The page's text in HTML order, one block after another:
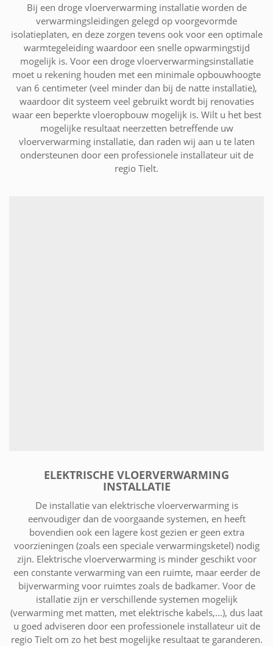
Bij een droge vloerverwarming installatie worden de
verwarmingsleidingen gelegd op voorgevormde
isolatieplaten, en deze zorgen tevens ook voor een optimale
warmtegeleiding waardoor een snelle opwarmingstijd
mogelijk is. Voor een droge vloerverwarmingsinstallatie
moet u rekening houden met een minimale opbouwhoogte
van 6 centimeter (veel minder dan bij de natte installatie),
waardoor dit systeem veel gebruikt wordt bij renovaties
waar een beperkte vloeropbouw mogelijk is. Wilt u het best
mogelijke resultaat neerzetten betreffende uw
vloerverwarming installatie, dan raden wij aan u te laten
ondersteunen door een professionele installateur uit de
regio Tielt.
ELEKTRISCHE VLOERVERWARMING
INSTALLATIE
De installatie van elektrische vloerverwarming is
eenvoudiger dan de voorgaande systemen, en heeft
bovendien ook een lagere kost gezien er geen extra
voorzieningen (zoals een speciale verwarmingsketel) nodig
zijn. Elektrische vloerverwarming is minder geschikt voor
een constante verwarming van een ruimte, maar eerder de
bijverwarming voor ruimtes zoals de badkamer. Voor de
istallatie zijn er verschillende systemen mogelijk
(verwarming met matten, met elektrische kabels,...), dus laat
u goed adviseren door een professionele installateur uit de
regio Tielt om zo het best mogelijke resultaat te garanderen.